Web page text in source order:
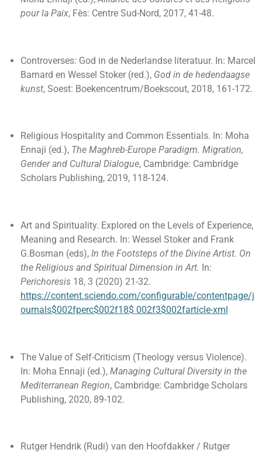
pour la Paix, Fès: Centre Sud-Nord, 2017, 41-48.
Controverses: God in de Nederlandse literatuur. In: Marcel
Barnard en Wessel Stoker (red.), God in de hedendaagse
kunst, Soest: Boekencentrum/Boekscout, 2018, 161-172.
Religious Hospitality and Common Essentials. In: Moha
Ennaji (ed.), The Maghreb-Europe Paradigm. Migration,
Gender and Cultural Dialogue, Cambridge: Cambridge
Scholars Publishing, 2019, 118-124.
Art and Spirituality. Explored on the Levels of Experience,
Meaning and Research. In: Wessel Stoker and Frank
G.Bosman (eds), In the Footsteps of the Divine Artist. On
the Religious and Spiritual Dimension in Art. In:
Perichoresis 18, 3 (2020) 21-32.
https://content.sciendo.com/configurable/contentpage/j
ournals$002fperc$002f18$ 002f3$002farticle-xml
The Value of Self-Criticism (Theology versus Violence).
In: Moha Ennaji (ed.), Managing Cultural Diversity in the
Mediterranean Region, Cambridge: Cambridge Scholars
Publishing, 2020, 89-102.
Rutger Hendrik (Rudi) van den Hoofdakker / Rutger